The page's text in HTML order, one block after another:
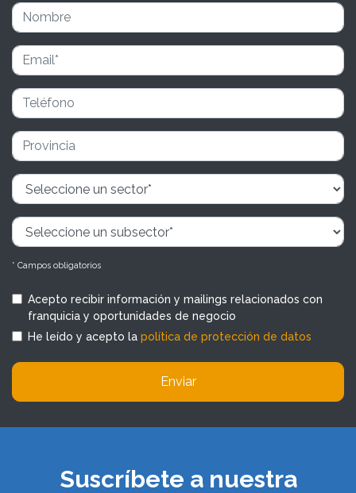
* Campos obligatorios
Acepto recibir información y mailings relacionados con
franquicia y oportunidades de negocio
He leído y acepto la política de protección de datos
Enviar
Suscríbete a nuestra